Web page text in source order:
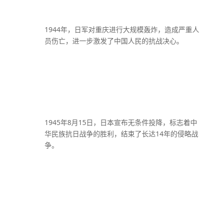
1944年，日军对重庆进行大规模轰炸，造成严重人
员伤亡，进一步激发了中国人民的抗战决心。
1945年8月15日，日本宣布无条件投降，标志着中
华民族抗日战争的胜利，结束了长达14年的侵略战
争。